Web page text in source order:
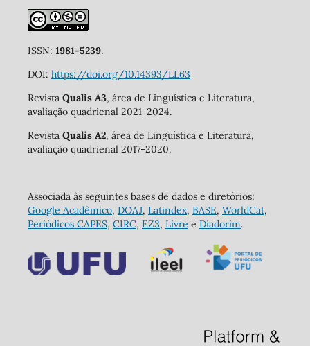
ISSN: 1981-5239.
DOI: https://doi.org/10.14393/LL63
Revista Qualis A3, área de Linguística e Literatura,
avaliação quadrienal 2021-2024.
Revista Qualis A2, área de Linguística e Literatura,
avaliação quadrienal 2017-2020.
Associada às seguintes bases de dados e diretórios:
Google Acadêmico, DOAJ, Latindex, BASE, WorldCat,
Periódicos CAPES, CIRC, EZ3, Livre e Diadorim.